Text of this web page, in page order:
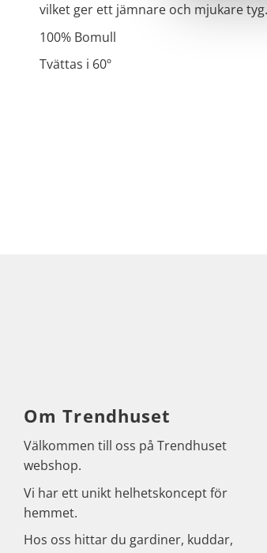
vilket ger ett jämnare och mjukare
100% Bomull
Tvättas i 60º
Om Trendhuset
Välkommen till oss på Trendhuset
webshop.
Vi har ett unikt helhetskoncept för
hemmet.
Hos oss hittar du gardiner, kuddar,